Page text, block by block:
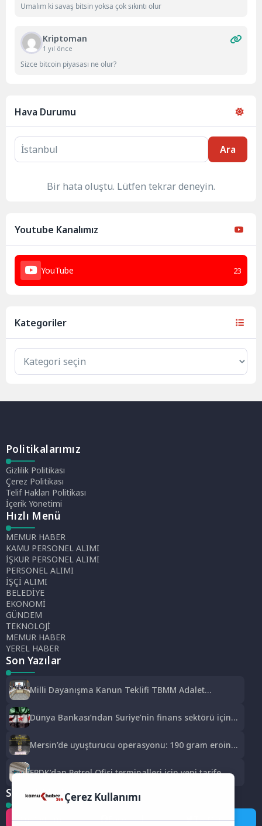
Umalım ki savaş bitsin yoksa çok sıkıntı olur
Kriptoman
1 yıl önce
Sizce bitcoin piyasası ne olur?
Hava Durumu
Ara
Bir hata oluştu. Lütfen tekrar deneyin.
Youtube Kanalımız
YouTube 23
Kategoriler
Politikalarımız
Gizlilik Politikası
Çerez Politikası
Telif Hakları Politikası
İçerik Yönetimi
Hızlı Menü
MEMUR HABER
KAMU PERSONEL ALIMI
İŞKUR PERSONEL ALIMI
PERSONEL ALIMI
İŞÇİ ALIMI
BELEDİYE
EKONOMİ
GÜNDEM
TEKNOLOJİ
MEMUR HABER
YEREL HABER
Son Yazılar
Milli Dayanışma Kanun Teklifi TBMM Adalet
Dünya Bankası’ndan Suriye’nin finans sektörü için
Mersin’de uyuşturucu operasyonu: 190 gram eroin
EPDK’dan Petrol Ofisi terminalleri için yeni tarife
Sosyal Medya
Instagram Facebook Twitter
Çerez Kullanımı